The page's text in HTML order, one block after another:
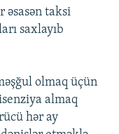
taksi
saxlayıb
olmaq üçün
almaq
hər ay